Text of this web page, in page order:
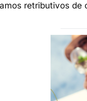
retributivos de